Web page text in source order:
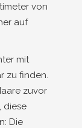
von
auf
mit
zu finden.
zuvor
diese
Die